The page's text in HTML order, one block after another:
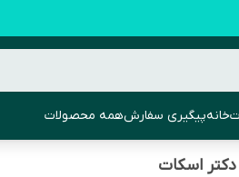
خانهپیگیری سفارشهمه محصولات
اسکات